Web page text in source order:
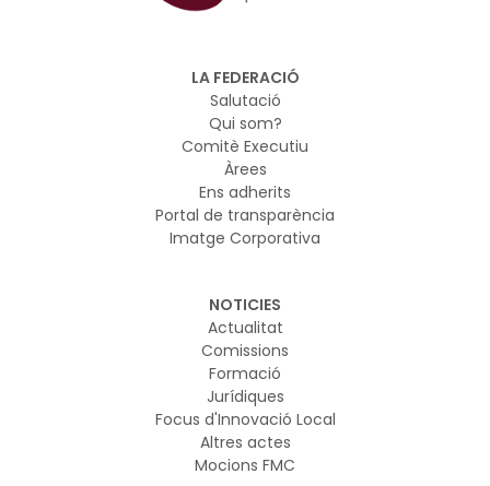
LA FEDERACIÓ
Salutació
Qui som?
Comitè Executiu
Àrees
Ens adherits
Portal de transparència
Imatge Corporativa
NOTICIES
Actualitat
Comissions
Formació
Jurídiques
Focus d'Innovació Local
Altres actes
Mocions FMC